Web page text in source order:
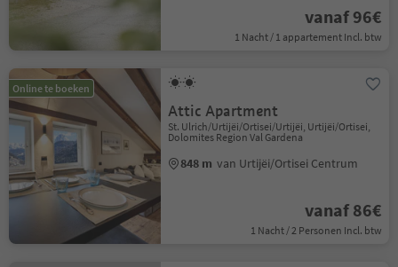
vanaf 96€
1 Nacht / 1 appartement Incl. btw
Online te boeken
Attic Apartment
St. Ulrich/Urtijëi/Ortisei/Urtijëi, Urtijëi/Ortisei,
Dolomites Region Val Gardena
848 m van Urtijëi/Ortisei Centrum
vanaf 86€
1 Nacht / 2 Personen Incl. btw